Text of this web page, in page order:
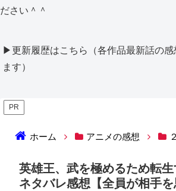
ださい＾＾
▶更新履歴はこちら（各作品最新話の感
ます）
PR
ホーム アニメの感想
英雄王、武を極めるため転
ネタバレ感想【全員が相手